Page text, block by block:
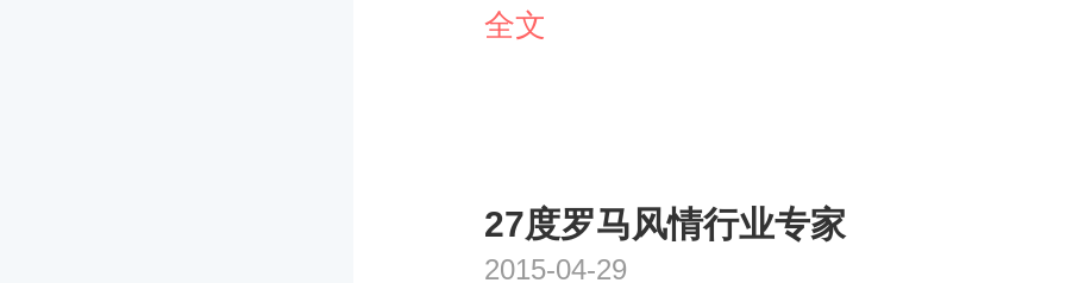
显得比较大气；一般室内的场景，想配
纱就不要太长了，一米五以内最好，由
湿，太长的婚纱被弄湿后会非常重，更
全文
27度罗马风情行业专家
2015-04-29